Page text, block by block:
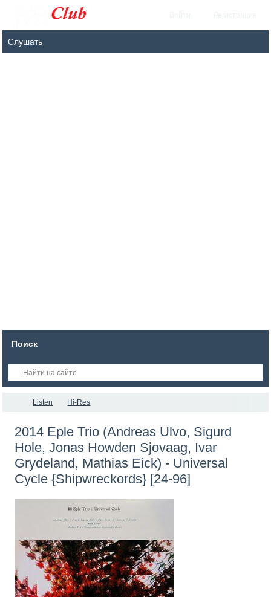
Поиск
Listen Hi-Res
2014 Eple Trio (Andreas Ulvo, Sigurd
Hole, Jonas Howden Sjovaag, Ivar
Grydeland, Mathias Eick) - Universal
Cycle {Shipwreckords} [24-96]